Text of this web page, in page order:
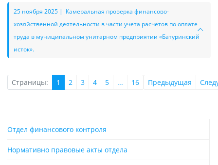
Отдел финансового контроля
Нормативно правовые акты отдела
25 ноября 2025 | Камеральная проверка финансово-
хозяйственной деятельности в части учета расчетов по оплате
труда в муниципальном унитарном предприятии «Батуринский
исток».
Страницы: 1 2 3 4 5 ... 16 Предыдущая